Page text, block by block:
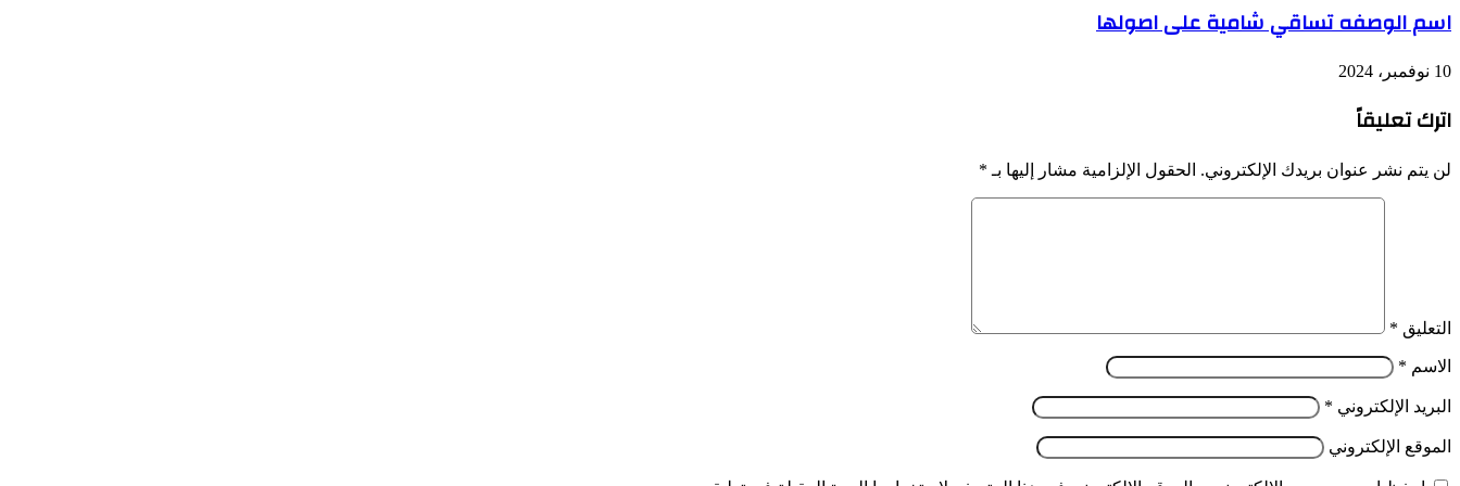
اسم الوصفه تساقي شامية على اصولها
10 نوفمبر، 2024
اترك تعليقاً
لن يتم نشر عنوان بريدك الإلكتروني. الحقول الإلزامية مشار إليها بـ *
التعليق *
الاسم *
البريد الإلكتروني *
الموقع الإلكتروني